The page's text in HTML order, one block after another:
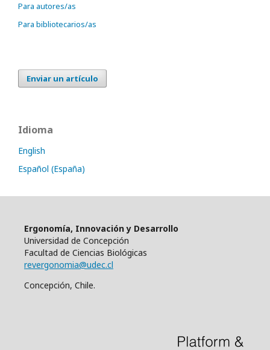
Para autores/as
Para bibliotecarios/as
Enviar un artículo
Idioma
English
Español (España)
Ergonomía, Innovación y Desarrollo
Universidad de Concepción
Facultad de Ciencias Biológicas
revergonomia@udec.cl
Concepción, Chile.